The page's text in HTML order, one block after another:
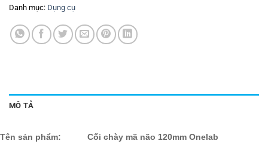
Danh mục: Dụng cụ
MÔ TẢ
Tên sản phẩm: Cối chày mã não 120mm Onelab